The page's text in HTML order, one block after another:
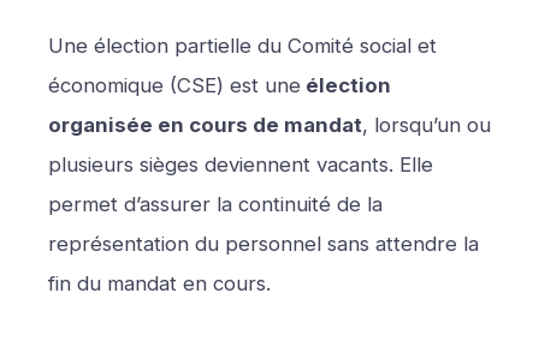
Une élection partielle du Comité social et
économique (CSE) est une élection
organisée en cours de mandat, lorsqu’un ou
plusieurs sièges deviennent vacants. Elle
permet d’assurer la continuité de la
représentation du personnel sans attendre la
fin du mandat en cours.